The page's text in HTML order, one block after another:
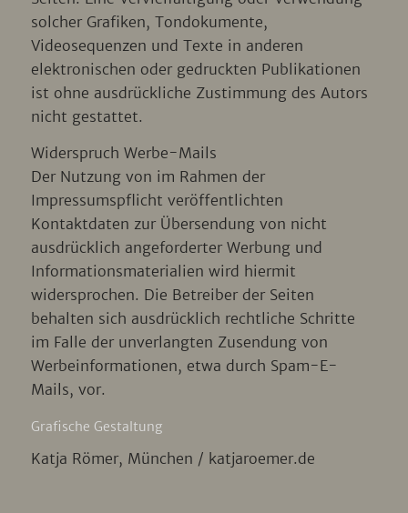
solcher Grafiken, Tondokumente,
Videosequenzen und Texte in anderen
elektronischen oder gedruckten Publikationen
ist ohne ausdrückliche Zustimmung des Autors
nicht gestattet.
Widerspruch Werbe-Mails
Der Nutzung von im Rahmen der
Impressumspflicht veröffentlichten
Kontaktdaten zur Übersendung von nicht
ausdrücklich angeforderter Werbung und
Informationsmaterialien wird hiermit
widersprochen. Die Betreiber der Seiten
behalten sich ausdrücklich rechtliche Schritte
im Falle der unverlangten Zusendung von
Werbeinformationen, etwa durch Spam-E-
Mails, vor.
Grafische Gestaltung
Katja Römer, München / katjaroemer.de